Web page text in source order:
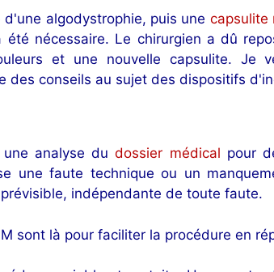
d'une algodystrophie, puis une capsulite
nécessaire. Le chirurgien a dû
et une nouvelle capsulite. Je
des conseils au sujet des dispositifs
une analyse dudossier médical pour
une faute technique ou un
indépendante de toute faute.
sont là pour faciliter la procédure en